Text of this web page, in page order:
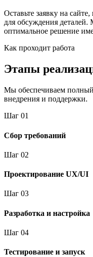
Оставьте заявку на
для обсуждения
оптимальное решение
Как проходит работа
Этапы
Мы обеспечиваем
внедрения и поддержки.
Шаг 01
Сбор требований
Шаг 02
Проектирование UX/UI
Шаг 03
Разработка и настройка
Шаг 04
Тестирование и запуск